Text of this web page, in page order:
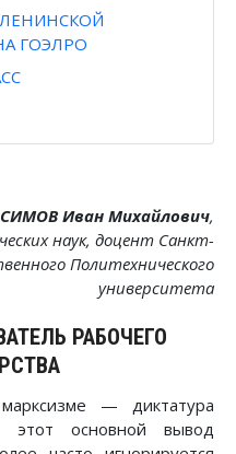
ГОЭЛРО
Иван Михайлович,
наук, доцент Санкт-
Политехнического
университета
РАБОЧЕГО
— диктатура
этот основной вывод